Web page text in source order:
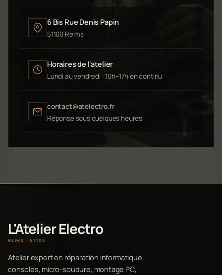
6 Bis Rue Denis Papin
51100 Reims
Horaires de l'atelier
Lundi au vendredi : 10h–17h en continu
contact@atelectro.fr
Réponse sous quelques heures
L'Atelier Electro
REIMS · 51100
Atelier expert en réparation informatique,
consoles, micro-soudure, montage PC,